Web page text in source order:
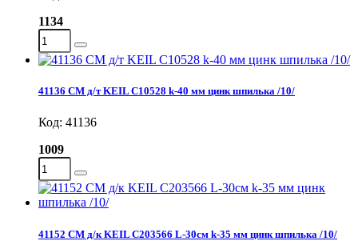
1134
41136 СМ д/т KEIL C10528 k-40 мм цинк шпилька /10/
Код: 41136
1009
41152 СМ д/к KEIL C203566 L-30см k-35 мм цинк шпилька /10/